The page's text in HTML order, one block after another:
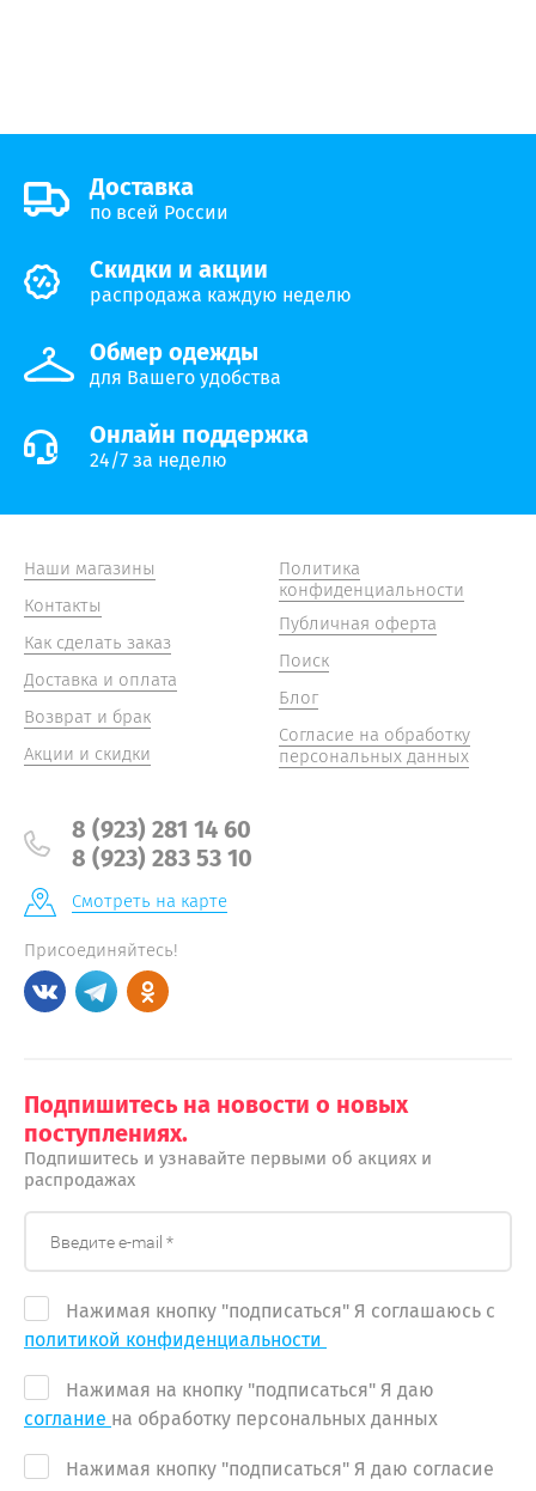
Доставка
по всей России
Скидки и акции
распродажа каждую неделю
Обмер одежды
для Вашего удобства
Онлайн поддержка
24/7 за неделю
Наши магазины
Контакты
Как сделать заказ
Доставка и оплата
Возврат и брак
Акции и скидки
Политика
конфиденциальности
Публичная оферта
Поиск
Блог
Согласие на обработку
персональных данных
8 (923) 281 14 60
8 (923) 283 53 10
Смотреть на карте
Присоединяйтесь!
Подпишитесь на новости о новых
поступлениях.
Подпишитесь и узнавайте первыми об акциях и
распродажах
Нажимая кнопку "подписаться" Я соглашаюсь с
политикой конфиденциальности
Нажимая на кнопку "подписаться" Я даю
соглание на обработку персональных данных
Нажимая кнопку "подписаться" Я даю согласие